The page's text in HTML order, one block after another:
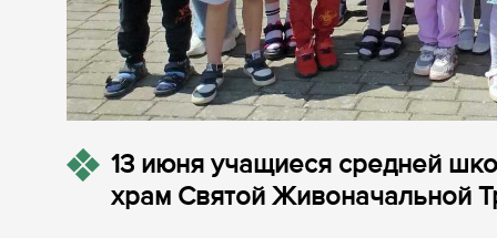
13 июня учащиеся средней
храм Святой Живоначальной